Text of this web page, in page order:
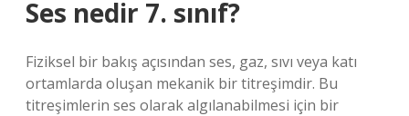
Ses nedir 7. sınıf?
Fiziksel bir bakış açısından ses, gaz, sıvı veya katı
ortamlarda oluşan mekanik bir titreşimdir. Bu
titreşimlerin ses olarak algılanabilmesi için bir